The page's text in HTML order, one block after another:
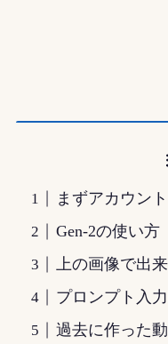
まずアカウン
Gen-2の使い方
上の画像で出
プロンプト入
過去に作った